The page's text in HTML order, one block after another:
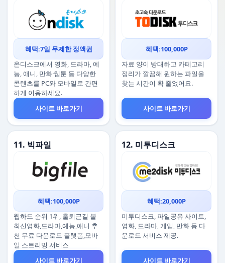
혜택:7일 무제한 정액권
온디스크에서 영화, 드라마, 예
능, 애니, 만화·웹툰 등 다양한
콘텐츠를 PC와 모바일로 간편
하게 이용하세요.
사이트 바로가기
혜택:100,000P
자료 양이 방대하고 카테고리
정리가 깔끔해 원하는 파일을
찾는 시간이 확 줄었어요.
사이트 바로가기
11. 빅파일
혜택:100,000P
웹하드 순위 1위, 출퇴근길 볼
최신영화,드라마,예능,애니 추
천 무료 다운로드 플랫폼,모바
일 스트리밍 서비스
사이트 바로가기
12. 미투디스크
혜택:20,000P
미투디스크, 파일공유 사이트,
영화, 드라마, 게임, 만화 등 다
운로드 서비스 제공.
사이트 바로가기